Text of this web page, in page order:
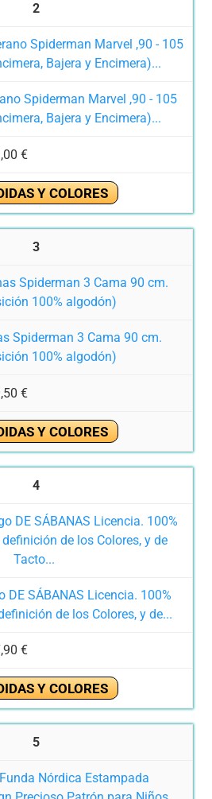
2
Spiderman Marvel ,90 - 105
Bajera y Encimera)...
€
Y COLORES
3
Spiderman 3 Cama 90 cm.
100% algodón)
€
Y COLORES
4
DE SÁBANAS Licencia. 100%
de los Colores, y de...
€
Y COLORES
5